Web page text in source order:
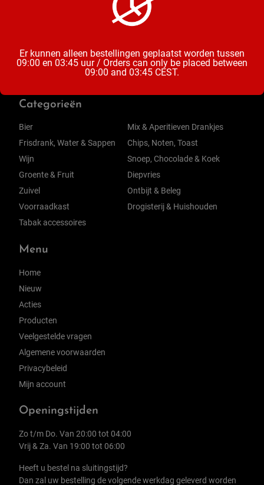
Categorieën
Bier
Frisdrank, Water & Sappen
Wijn
Groente & Fruit
Zuivel
Voorraadkast
Tabak accessoires
Mix & Aperitieven Drankjes
Chips, Noten, Toast
Snoep, Chocolade & Koek
Diepvries
Ontbijt & Beleg
Drogisterij & Huishouden
Menu
Home
Nieuw
Acties
Producten
Veelgestelde vragen
Algemene voorwaarden
Privacybeleid
Mijn account
Openingstijden
Zo t/m Do. Van 20:00 tot 04:00
Vrij & Za. Van 19:00 tot 06:00
Heeft u bestel na sluitingstijd?
Dan zal uw bestelling de volgende werkdag geleverd worden
Er kunnen alleen bestellingen geplaatst worden tussen
09:00 en 03:45 uur / Orders can only be placed between
09:00 and 03:45 CEST.